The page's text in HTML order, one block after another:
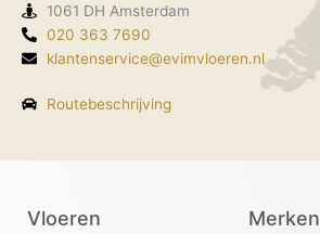
1061 DH Amsterdam
020 363 7690
klantenservice@evimvloeren.nl
Routebeschrijving
Vloeren Merken